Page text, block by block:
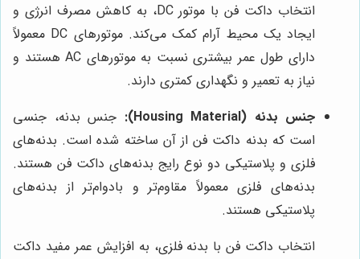
انتخاب داکت فن با موتور DC، به کاهش مصرف انرژی و
ایجاد یک محیط آرام کمک می‌کند. موتورهای DC معمولاً
دارای طول عمر بیشتری نسبت به موتورهای AC هستند و
نیاز به تعمیر و نگهداری کمتری دارند.
جنس بدنه (Housing Material):
جنس بدنه، جنسی
است که بدنه داکت فن از آن ساخته شده است. بدنه‌های
فلزی و پلاستیکی دو نوع رایج بدنه‌های داکت فن هستند.
بدنه‌های فلزی معمولاً مقاوم‌تر و بادوام‌تر از بدنه‌های
پلاستیکی هستند.
انتخاب داکت فن با بدنه فلزی، به افزایش عمر مفید داکت